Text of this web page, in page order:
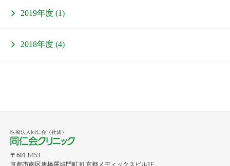
2019年度 (1)
2018年度 (4)
医療法人同仁会（社団）
〒601-8453
京都市南区唐橋羅城門町30 京都メディックスビル1F